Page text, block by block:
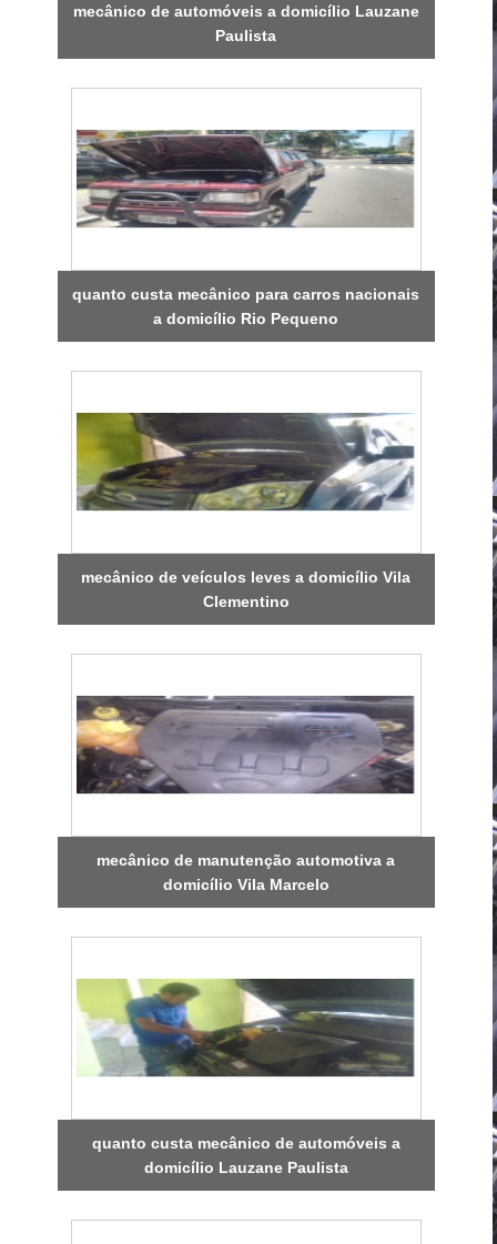
mecânico de automóveis a domicílio Lauzane
Paulista
quanto custa mecânico para carros nacionais
a domicílio Rio Pequeno
mecânico de veículos leves a domicílio Vila
Clementino
mecânico de manutenção automotiva a
domicílio Vila Marcelo
quanto custa mecânico de automóveis a
domicílio Lauzane Paulista